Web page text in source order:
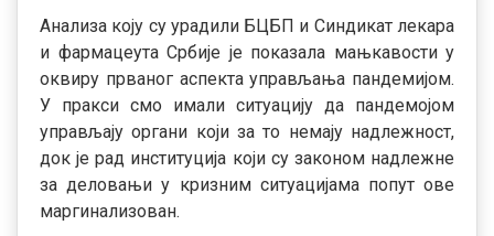
Анализа коју су урадили БЦБП и Синдикат лекара
и фармацеута Србије је показала мањкавости у
оквиру прваног аспекта управљања пандемијом.
У пракси смо имали ситуацију да пандемојом
управљају органи који за то немају надлежност,
док је рад институција који су законом надлежне
за деловањи у кризним ситуацијама попут ове
маргинализован.